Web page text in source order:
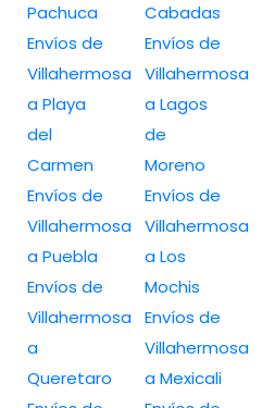
Pachuca
Envíos de
Villahermosa
a Playa
del
Carmen
Envíos de
Villahermosa
a Puebla
Envíos de
Villahermosa
a
Queretaro
Cabadas
Envíos de
Villahermosa
a Lagos
de
Moreno
Envíos de
Villahermosa
a Los
Mochis
Envíos de
Villahermosa
a Mexicali